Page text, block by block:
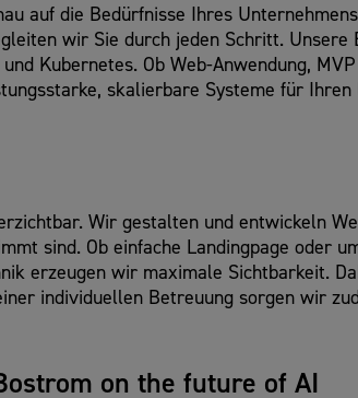
auf die Bedürfnisse Ihres
wir Sie durch jeden Schritt. Unsere
Kubernetes. Ob Web-Anwendung,
skalierbare Systeme für
Wir gestalten und entwickeln
sind. Ob einfache Landingpage oder
erzeugen wir maximale Sichtbarkeit.
individuellen Betreuung sorgen wir
on the future of AI